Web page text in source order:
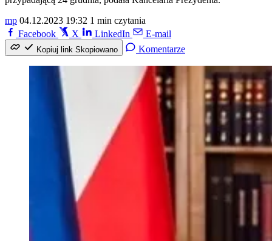
mp 04.12.2023 19:32 1 min czytania
Facebook
X LinkedIn E-mail
Kopiuj link Skopiowano Komentarze